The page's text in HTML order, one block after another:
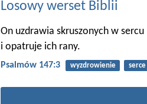
Losowy werset Biblii
On uzdrawia skruszonych w sercu
i opatruje ich rany.
Psalmów 147:3 wyzdrowienie serce